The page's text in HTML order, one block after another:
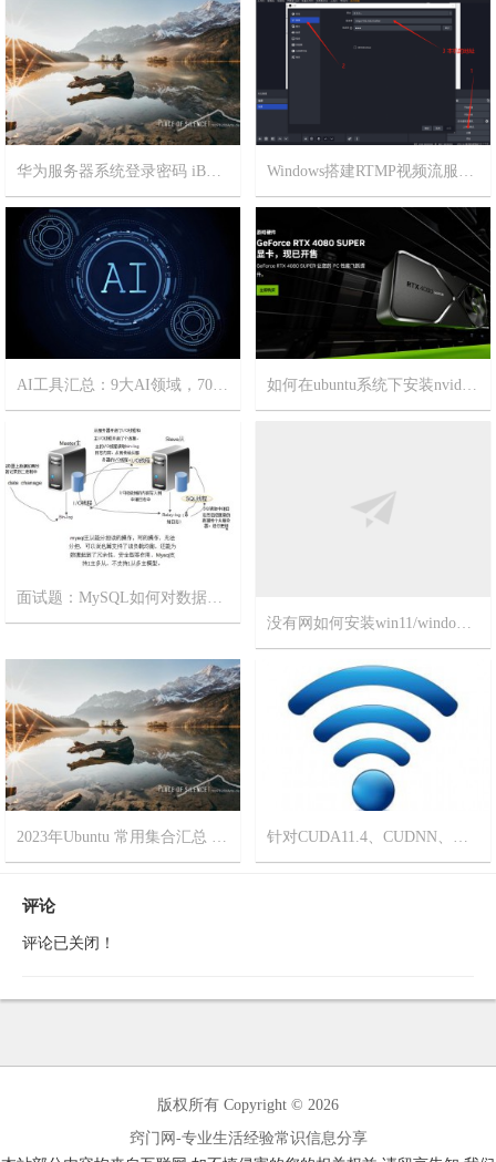
华为服务器系统登录密码 iBMC BIOS 密码和管理口地址
2025-8-6
Windows搭建RTMP视频流服务器
2025-7-30 13
面试题：MySQL如何对数据库进行主从备份？非常简单，一看就会！
没有网如何安装win11/windows11?
2023-9-18
评论
评论已关闭！
版权所有 Copyright © 2026
窍门网-专业生活经验常识信息分享